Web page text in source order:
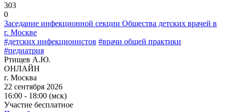
303
0
Заседание инфекционной секции Общества детских врачей в
г. Москве
#детских инфекционистов #врачи общей практики
#педиатрия
Ртищев А.Ю.
ОНЛАЙН
г. Москва
22 сентября 2026
16:00 - 18:00 (мск)
Участие бесплатное